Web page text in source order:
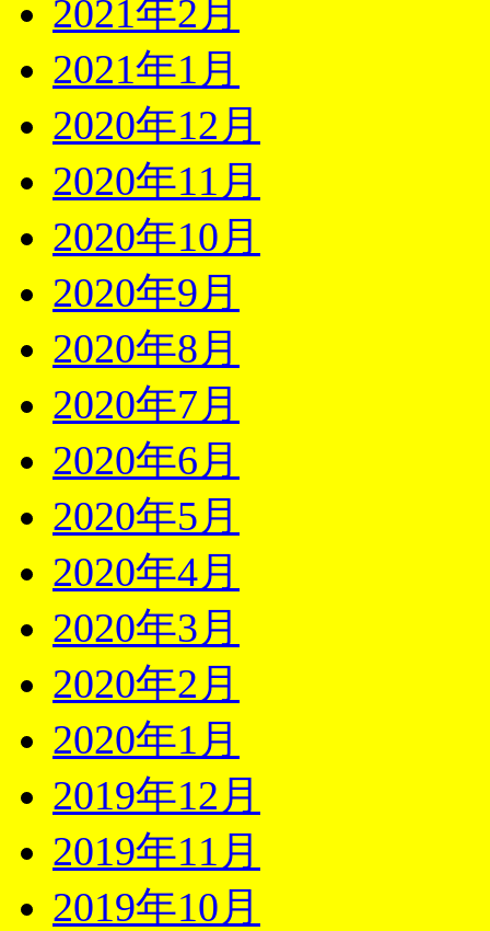
2021年2月
2021年1月
2020年12月
2020年11月
2020年10月
2020年9月
2020年8月
2020年7月
2020年6月
2020年5月
2020年4月
2020年3月
2020年2月
2020年1月
2019年12月
2019年11月
2019年10月